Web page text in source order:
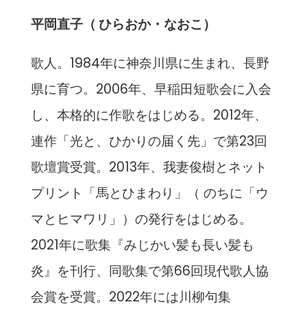
平岡直子（ ひらおか・なおこ）
歌人。1984年に神奈川県に生まれ、長野
県に育つ。2006年、早稲田短歌会に入会
し、本格的に作歌をはじめる。2012年、
連作「光と、ひかりの届く先」で第23回
歌壇賞受賞。2013年、我妻俊樹とネット
プリント「馬とひまわり」（ のちに「ウ
マとヒマワリ」）の発行をはじめる。
2021年に歌集『みじかい髪も長い髪も
炎』を刊行、同歌集で第66回現代歌人協
会賞を受賞。2022年には川柳句集